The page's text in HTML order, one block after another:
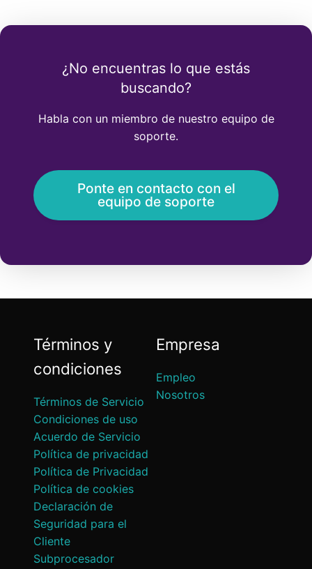
¿No encuentras lo que estás
buscando?
Habla con un miembro de nuestro equipo de
soporte.
Ponte en contacto con el
equipo de soporte
Términos y
condiciones
Términos de Servicio
Condiciones de uso
Acuerdo de Servicio
Política de privacidad
Política de Privacidad
Política de cookies
Declaración de
Seguridad para el
Cliente
Subprocesador
Empresa
Empleo
Nosotros